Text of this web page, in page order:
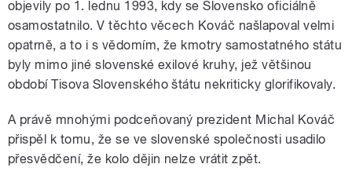
objevily po 1. lednu 1993, kdy se Slovensko oficiálně
osamostatnilo. V těchto věcech Kováč našlapoval velmi
opatrně, a to i s vědomím, že kmotry samostatného státu
byly mimo jiné slovenské exilové kruhy, jež většinou
období Tisova Slovenského štátu nekriticky glorifikovaly.
A právě mnohými podceňovaný prezident Michal Kováč
přispěl k tomu, že se ve slovenské společnosti usadilo
přesvědčení, že kolo dějin nelze vrátit zpět.